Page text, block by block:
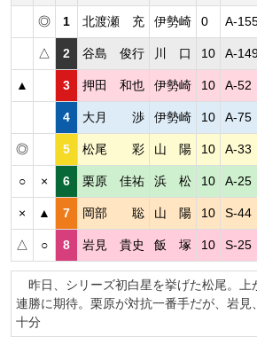
◎ 1 北渡瀬 充 伊勢崎 0 A-
△ 2 谷島 俊行 川 口 10 A-
▲ 3 押田 和也 伊勢崎 10 A-52
4 大月 渉 伊勢崎 10 A-75
◎ 5 松尾 彩 山 陽 10 A-33
○ × 6 栗原 佳祐 浜 松 10 A-25
× ▲ 7 岡部 聡 山 陽 10 S-44
△ ○ 8 岩見 貴史 飯 塚 10 S-25
昨日、シリーズ初白星を挙げた松尾。上
連勝に期待。栗原が対抗一番手だが、岩見
十分